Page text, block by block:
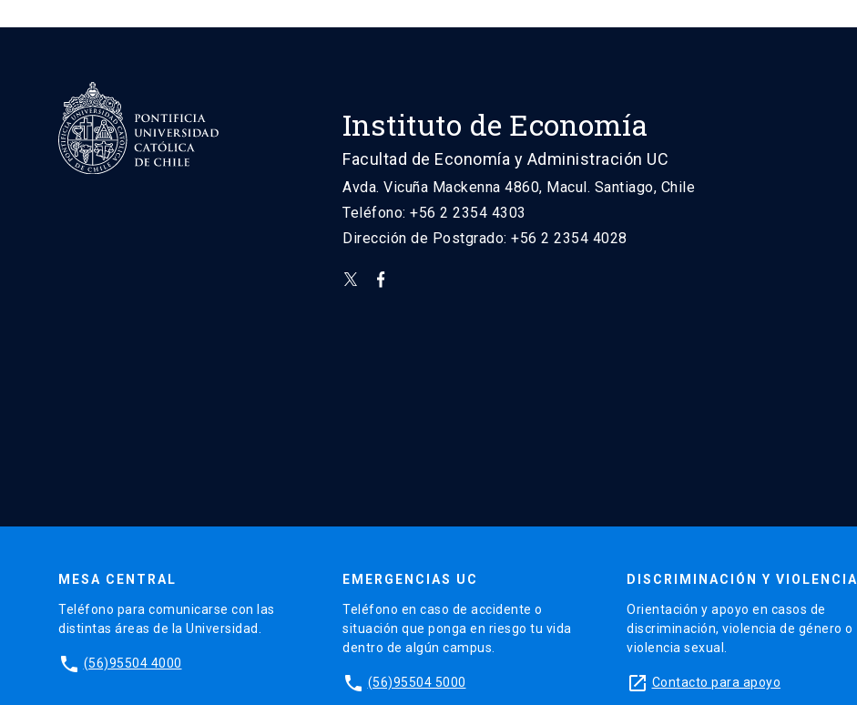
Instituto de Economía
Facultad de Economía y Administración UC
Avda. Vicuña Mackenna 4860, Macul. Santiago, Chile
Teléfono: +56 2 2354 4303
Dirección de Postgrado: +56 2 2354 4028
MESA CENTRAL
Teléfono para comunicarse con las
distintas áreas de la Universidad.
phone (56)95504 4000
EMERGENCIAS UC
Teléfono en caso de accidente o
situación que ponga en riesgo tu vida
dentro de algún campus.
phone (56)95504 5000
DISCRIMINACIÓN Y VIOLENCIA
Orientación y apoyo en casos de
discriminación, violencia de género o
violencia sexual.
launch Contacto para apoyo